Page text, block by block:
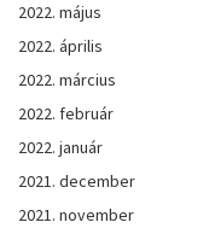
2022. május
2022. április
2022. március
2022. február
2022. január
2021. december
2021. november